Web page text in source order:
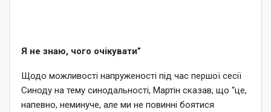
Я не знаю, чого очікувати”
Щодо можливості напруженості під час першої сесії
Синоду на тему синодальності, Мартін сказав, що “це,
напевно, неминуче, але ми не повинні боятися